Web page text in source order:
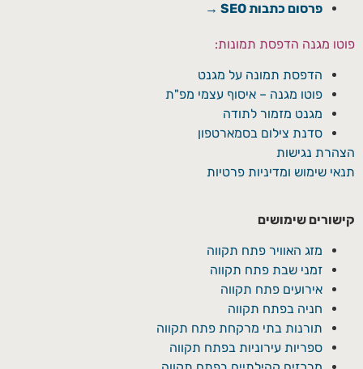
פרסום כתבות SEO →
פוטו מגנה הדפסת תמונות:
הדפסת תמונה על מגנט
פוטו מגנה – איסוף עצמי מפ"ת
מגנט מזמור לתודה
סדנת צילום בסמארטפון
הצהרת נגישות
תנאי שימוש ומדיניות פרטיות
קישורים שימושים
מזג האוויר פתח תקווה
זמני שבת פתח תקווה
אירועים פתח תקווה
חניה בפתח תקווה
תורנות בתי מרקחת פתח תקווה
ספריות עירוניות בפתח תקווה